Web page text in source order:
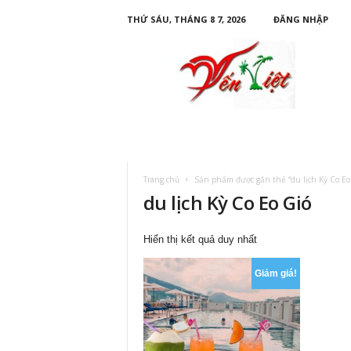
THỨ SÁU, THÁNG 8 7, 2026
ĐĂNG NHẬP
Trang chủ Sản phẩm được gắn thẻ “du lịch Kỳ Co Eo
du lịch Kỳ Co Eo Gió
Hiển thị kết quả duy nhất
Giảm giá!